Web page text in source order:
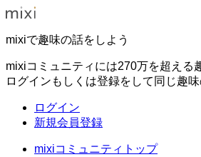
mixiで趣味の話をしよう
mixiコミュニティには270万を超える
ログインもしくは登録をして同じ趣
ログイン
新規会員登録
mixiコミュニティトップ